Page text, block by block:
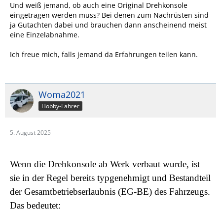
Und weiß jemand, ob auch eine Original Drehkonsole
eingetragen werden muss? Bei denen zum Nachrüsten sind
ja Gutachten dabei und brauchen dann anscheinend meist
eine Einzelabnahme.
Ich freue mich, falls jemand da Erfahrungen teilen kann.
Woma2021
Hobby-Fahrer
5. August 2025
Wenn die Drehkonsole ab Werk verbaut wurde, ist
sie in der Regel bereits typgenehmigt und Bestandteil
der Gesamtbetriebserlaubnis (EG-BE) des Fahrzeugs.
Das bedeutet: